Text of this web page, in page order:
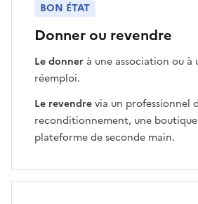
Donner ou revendre
Le donner à une association ou
réemploi.
Le revendrevia un professionnel
reconditionnement, une
plateforme de seconde main.
BON ÉTAT